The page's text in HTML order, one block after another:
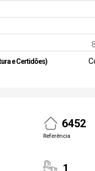
e Certidões)
6452
Referência
1